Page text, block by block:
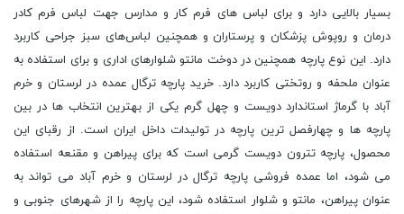
بسیار بالایی دارد و برای لباس ‌های فرم کار و مدارس جهت لباس فرم کادر
درمان و روپوش پزشکان و پرستاران و همچنین لباس‌های سبز جراحی کاربرد
دارد. این نوع پارچه همچنین در دوخت مانتو شلوار‌های اداری و برای استفاده به
عنوان ملحفه و روتختی کاربرد دارد. خرید پارچه ترگال عمده در لرستان و خرم
آباد با گرماژ استاندارد دویست و چهل گرم یکی از بهترین انتخاب‌ ها در بین
پارچه ها و چهارفصل ‌ترین پارچه در تولیدات داخل ایران است. از رقبا‌ی این
محصول، پارچه تترون دویست گرمی است که برای پیراهن و مقنعه استفاده
می شود، اما عمده فروشی پارچه ترگال در لرستان و خرم آباد می تواند به
عنوان پیراهن، مانتو و شلوار استفاده شود، این پارچه را از شهرهای جنوبی و